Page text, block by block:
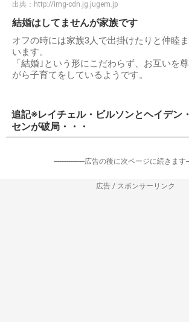
出典： http://img-cdn.jg.jugem.jp
結婚はしてませんが家族です
オフの時には家族3人で出掛けたりと仲睦
います。
「結婚｣という形にこだわらず、お互いを
がら子育てをしているようです。
追記※レイチェル・ビルソンとヘイデン
センが破局・・・
-----------------広告の後に次ページに続きます
広告 / スポンサーリンク